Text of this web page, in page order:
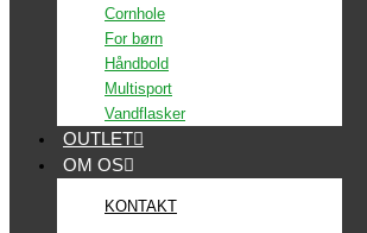
Cornhole
For børn
Håndbold
Multisport
Vandflasker
OUTLET
OM OS
KONTAKT